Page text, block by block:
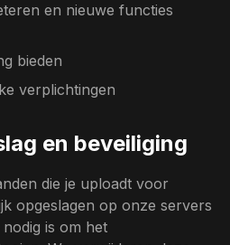
en nieuwe functies
bieden
verplichtingen
en beveiliging
die je uploadt voor
opgeslagen op onze servers
is om het